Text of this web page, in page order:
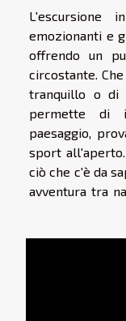
emozionanti e
offrendo un
circostante.
tranquillo o di
permette di
paesaggio,
sport
ciò che c'è da
avventura tra